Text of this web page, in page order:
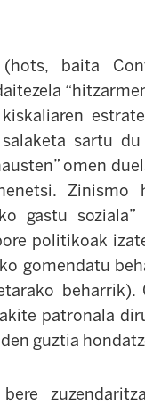
baita
sartu
omen
Zinismo
gastu
politikoak
gomendatu
beharrik).
patronala
guztia
bere